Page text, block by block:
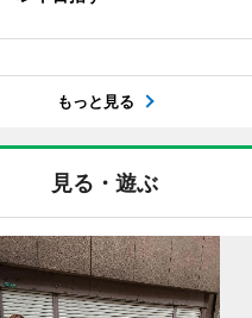
もっと見る
見る・遊ぶ